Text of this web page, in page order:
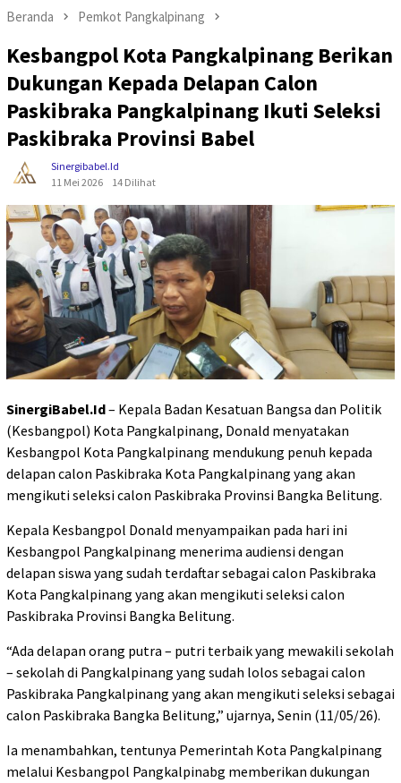
Beranda Pemkot Pangkalpinang
Kesbangpol Kota Pangkalpinang Berikan
Dukungan Kepada Delapan Calon
Paskibraka Pangkalpinang Ikuti Seleksi
Paskibraka Provinsi Babel
Sinergibabel.id
11 Mei 2026
14 Dilihat
SinergiBabel.Id– Kepala Badan Kesatuan Bangsa dan Politik
(Kesbangpol) Kota Pangkalpinang, Donald menyatakan
Kesbangpol Kota Pangkalpinang mendukung penuh kepada
delapan calon Paskibraka Kota Pangkalpinang yang akan
mengikuti seleksi calon Paskibraka Provinsi Bangka Belitung.
Kepala Kesbangpol Donald menyampaikan pada hari ini
Kesbangpol Pangkalpinang menerima audiensi dengan
delapan siswa yang sudah terdaftar sebagai calon Paskibraka
Kota Pangkalpinang yang akan mengikuti seleksi calon
Paskibraka Provinsi Bangka Belitung.
“Ada delapan orang putra – putri terbaik yang mewakili sekolah
– sekolah di Pangkalpinang yang sudah lolos sebagai calon
Paskibraka Pangkalpinang yang akan mengikuti seleksi sebagai
calon Paskibraka Bangka Belitung,” ujarnya, Senin (11/05/26).
Ia menambahkan, tentunya Pemerintah Kota Pangkalpinang
melalui Kesbangpol Pangkalpinabg memberikan dukungan